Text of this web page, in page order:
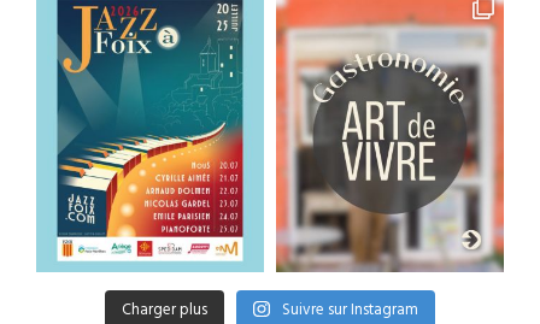
Charger plus Suivre sur Instagram